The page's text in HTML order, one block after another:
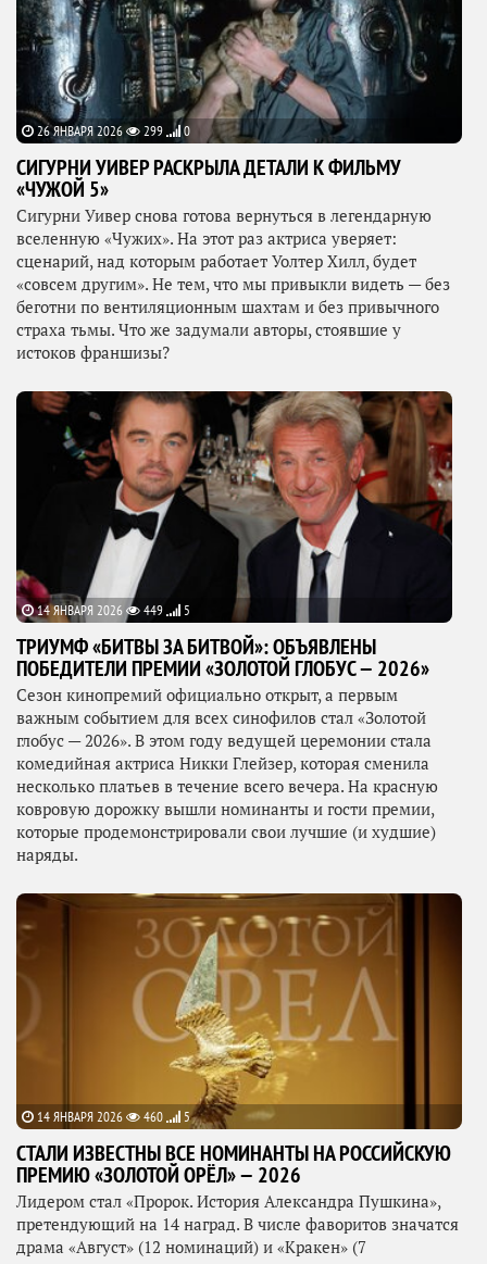
26 ЯНВАРЯ 2026 299 0
СИГУРНИ УИВЕР РАСКРЫЛА ДЕТАЛИ К ФИЛЬМУ
«ЧУЖОЙ 5»
Сигурни Уивер снова готова вернуться в легендарную
вселенную «Чужих». На этот раз актриса уверяет:
сценарий, над которым работает Уолтер Хилл, будет
«совсем другим». Не тем, что мы привыкли видеть — без
беготни по вентиляционным шахтам и без привычного
страха тьмы. Что же задумали авторы, стоявшие у
истоков франшизы?
14 ЯНВАРЯ 2026 449 5
ТРИУМФ «БИТВЫ ЗА БИТВОЙ»: ОБЪЯВЛЕНЫ
ПОБЕДИТЕЛИ ПРЕМИИ «ЗОЛОТОЙ ГЛОБУС — 2026»
Сезон кинопремий официально открыт, а первым
важным событием для всех синофилов стал «Золотой
глобус — 2026». В этом году ведущей церемонии стала
комедийная актриса Никки Глейзер, которая сменила
несколько платьев в течение всего вечера. На красную
ковровую дорожку вышли номинанты и гости премии,
которые продемонстрировали свои лучшие (и худшие)
наряды.
14 ЯНВАРЯ 2026 460 5
СТАЛИ ИЗВЕСТНЫ ВСЕ НОМИНАНТЫ НА РОССИЙСКУЮ
ПРЕМИЮ «ЗОЛОТОЙ ОРЁЛ» — 2026
Лидером стал «Пророк. История Александра Пушкина»,
претендующий на 14 наград. В числе фаворитов значатся
драма «Август» (12 номинаций) и «Кракен» (7